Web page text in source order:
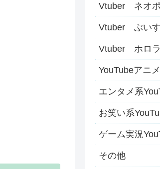
Vtuber ネオ
Vtuber ぶいす
Vtuber ホロ
YouTubeアニメ
エンタメ系
お笑い系
ゲーム実況
その他